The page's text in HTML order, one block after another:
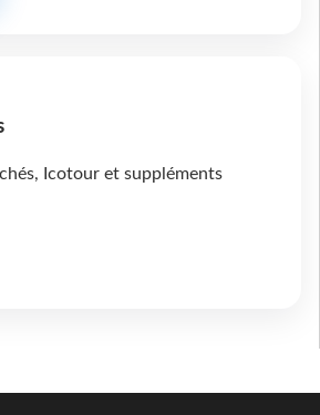
Icotour et suppléments